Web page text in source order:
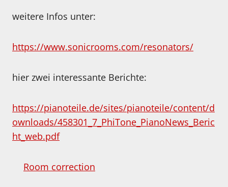
weitere Infos unter:
https://www.sonicrooms.com/resonators/
hier zwei interessante Berichte:
https://pianoteile.de/sites/pianoteile/content/d
ownloads/458301_7_PhiTone_PianoNews_Beric
ht_web.pdf
Room correction